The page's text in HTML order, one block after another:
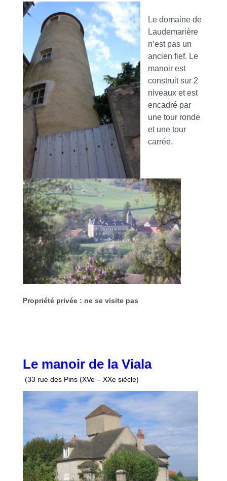
Le domaine de
Laudemarière
n’est pas un
ancien fief. Le
manoir est
construit sur 2
niveaux et est
encadré par
une tour ronde
et une tour
carrée.
Propriété privée : ne se visite pas
Le manoir de la Viala
(33 rue des Pins (XVe – XXe siècle)